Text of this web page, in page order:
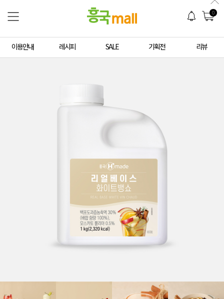
0
이용안내 레시피 SALE 기획전 리뷰